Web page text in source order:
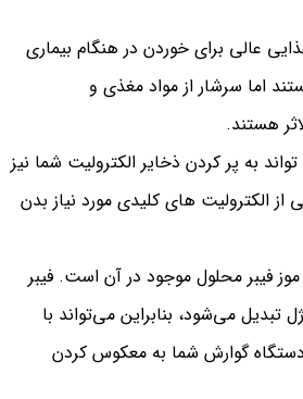
عالی برای خوردن در هنگام بیماری
اما سرشار از مواد مغذی و
هستند.
به پر کردن ذخایر الکترولیت شما نیز
از الکترولیت های کلیدی مورد نیاز بدن
فیبر محلول موجود در آن است. فیبر
تبدیل می‌شود، بنابراین می‌تواند با
گوارش شما به معکوس کردن